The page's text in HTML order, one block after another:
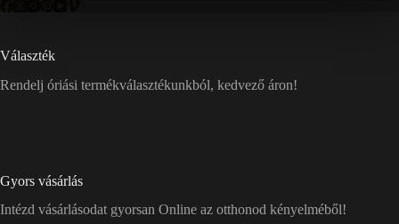
Választék
Rendelj óriási termékválasztékunkból, kedvező áron!
Gyors vásárlás
Intézd vásárlásodat gyorsan Online az otthonod kényelméből!